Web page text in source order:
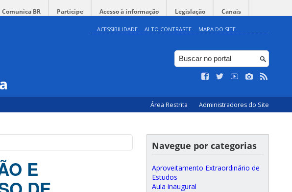
Comunica BR Participe Acesso à informação Legislação Canais
ACESSIBILIDADE ALTO CONTRASTE MAPA DO SITE
Área Restrita Administradores do Site
E
Navegue por categorias
Aproveitamento Extraordinário de
Estudos
Aula inaugural